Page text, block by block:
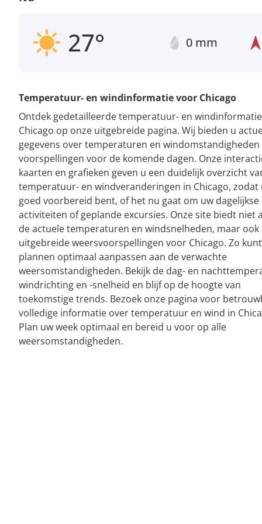
27° 0 mm
Temperatuur- en windinformatie voor Chicago
Ontdek gedetailleerde temperatuur- en
Chicago op onze uitgebreide pagina. Wij bieden u
gegevens over temperaturen en windomstandigheden
voorspellingen voor de komende dagen. Onze
kaarten en grafieken geven u een duidelijk overzicht
temperatuur- en windveranderingen in Chicago, zodat
goed voorbereid bent, of het nu gaat om uw dagelijkse
activiteiten of geplande excursies. Onze site biedt niet
de actuele temperaturen en windsnelheden, maar ook
uitgebreide weersvoorspellingen voor Chicago. Zo
plannen optimaal aanpassen aan de verwachte
weersomstandigheden. Bekijk de dag- en
windrichting en -snelheid en blijf op de hoogte van
toekomstige trends. Bezoek onze pagina voor
volledige informatie over temperatuur en wind in
Plan uw week optimaal en bereid u voor op alle
weersomstandigheden.